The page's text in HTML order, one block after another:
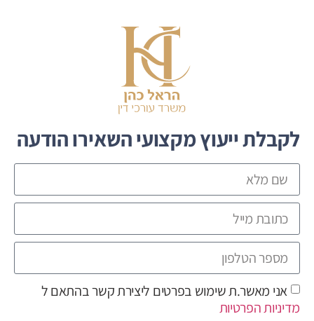
לקבלת ייעוץ מקצועי השאירו הודעה
אני מאשר.ת שימוש בפרטים ליצירת קשר בהתאם ל
מדיניות הפרטיות